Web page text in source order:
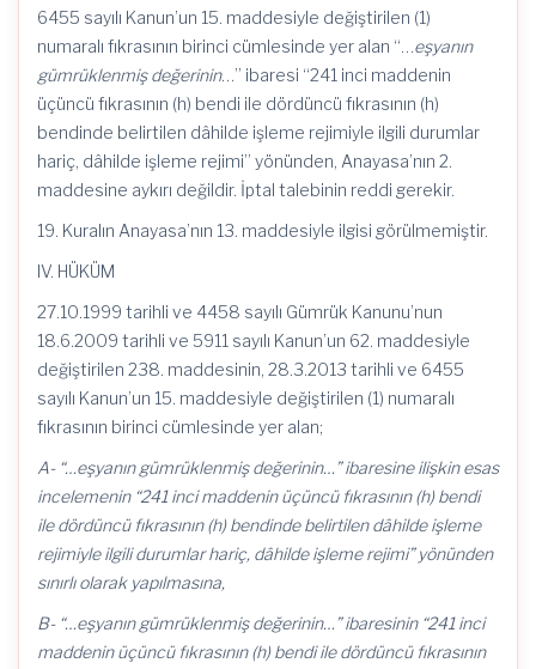
6455 sayılı Kanun’un 15. maddesiyle değiştirilen (1)
numaralı fıkrasının birinci cümlesinde yer alan “…eşyanın
gümrüklenmiş değerinin…” ibaresi “241 inci maddenin
üçüncü fıkrasının (h) bendi ile dördüncü fıkrasının (h)
bendinde belirtilen dâhilde işleme rejimiyle ilgili durumlar
hariç, dâhilde işleme rejimi” yönünden, Anayasa’nın 2.
maddesine aykırı değildir. İptal talebinin reddi gerekir.
19. Kuralın Anayasa’nın 13. maddesiyle ilgisi görülmemiştir.
IV. HÜKÜM
27.10.1999 tarihli ve 4458 sayılı Gümrük Kanunu’nun
18.6.2009 tarihli ve 5911 sayılı Kanun’un 62. maddesiyle
değiştirilen 238. maddesinin, 28.3.2013 tarihli ve 6455
sayılı Kanun’un 15. maddesiyle değiştirilen (1) numaralı
fıkrasının birinci cümlesinde yer alan;
A- “…eşyanın gümrüklenmiş değerinin…” ibaresine ilişkin esas
incelemenin “241 inci maddenin üçüncü fıkrasının (h) bendi
ile dördüncü fıkrasının (h) bendinde belirtilen dâhilde işleme
rejimiyle ilgili durumlar hariç, dâhilde işleme rejimi” yönünden
sınırlı olarak yapılmasına,
B- “…eşyanın gümrüklenmiş değerinin…” ibaresinin “241 inci
maddenin üçüncü fıkrasının (h) bendi ile dördüncü fıkrasının